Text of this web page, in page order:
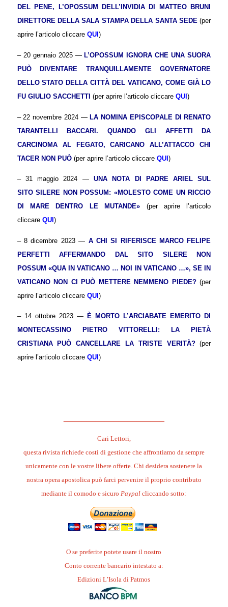
DEL PENE, L’OPOSSUM DELL’INVIDIA DI MATTEO BRUNI
DIRETTORE DELLA SALA STAMPA DELLA SANTA SEDE (per
aprire l’articolo cliccareQUI )
– 20 gennaio 2025 — L’OPOSSUM IGNORA CHE UNA SUORA
PUÒ DIVENTARE TRANQUILLAMENTE GOVERNATORE
DELLO STATO DELLA CITTÀ DEL VATICANO, COME GIÀ LO
FU GIULIO SACCHETTI (per aprire l’articolo cliccareQUI )
– 22 novembre 2024 —LA NOMINA EPISCOPALE DI RENATO
TARANTELLI BACCARI. QUANDO GLI AFFETTI DA
CARCINOMA AL FEGATO, CARICANO ALL’ATTACCO CHI
TACER NON PUÒ (per aprire l’articolo cliccare QUI)
– 31 maggio 2024 — UNA NOTA DI PADRE ARIEL SUL
SITOSILERE NON POSSUM : «MOLESTO COME UN RICCIO
DI MARE DENTRO LE MUTANDE» (per aprire l’articolo
cliccare QUI )
– 8 dicembre 2023 — A CHI SI RIFERISCE MARCO FELIPE
PERFETTI AFFERMANDO DAL SITO SILERE NON
POSSUM «QUA IN VATICANO … NOI IN VATICANO …», SE IN
VATICANO NON CI PUÒ METTERE NEMMENO PIEDE? (per
aprire l’articolo cliccare QUI )
– 14 ottobre 2023 — È MORTO L’ARCIABATE EMERITO DI
MONTECASSINO PIETRO VITTORELLI: LA PIETÀ
CRISTIANA PUÒ CANCELLARE LA TRISTE VERITÀ? (per
aprire l’articolo cliccare QUI )
Cari Lettori,
questa rivista richiede costi di gestione che affrontiamo da sempre
unicamente con le vostre libere offerte. Chi desidera sostenere la
nostra opera apostolica può farci pervenire il proprio contributo
mediante il comodo e sicuro Paypal cliccando sotto:
O se preferite potete usare il nostro
Conto corrente bancario intestato a:
Edizioni L’Isola di Patmos